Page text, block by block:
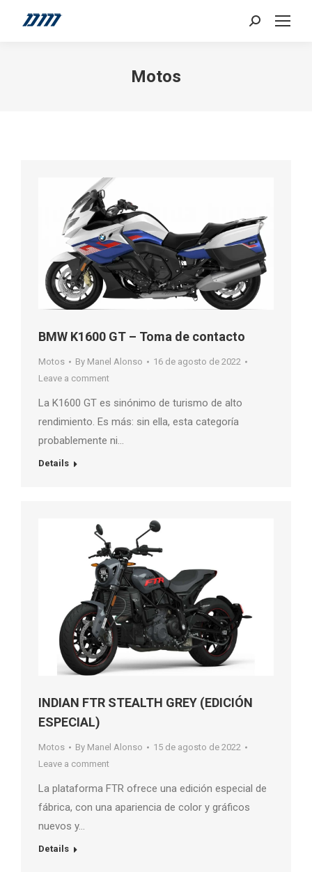
Search:
Motos
BMW K1600 GT – Toma de contacto
Motos By Manel Alonso
16 de agosto de 2022
Leave a comment
La K1600 GT es sinónimo de turismo de alto
rendimiento. Es más: sin ella, esta categoría
probablemente ni…
Details
INDIAN FTR STEALTH GREY (EDICIÓN
ESPECIAL)
Motos By Manel Alonso
15 de agosto de 2022
Leave a comment
La plataforma FTR ofrece una edición especial de
fábrica, con una apariencia de color y gráficos
nuevos y…
Details